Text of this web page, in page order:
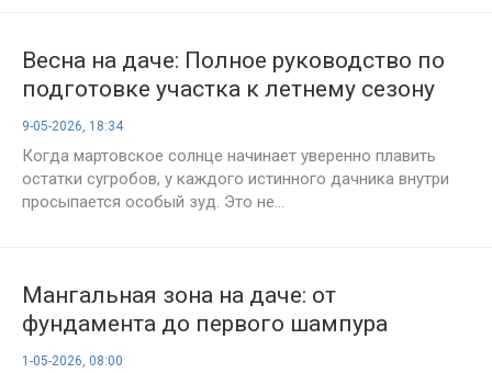
Весна на даче: Полное руководство по
подготовке участка к летнему сезону
9-05-2026, 18:34
Когда мартовское солнце начинает уверенно плавить
остатки сугробов, у каждого истинного дачника внутри
просыпается особый зуд. Это не...
Мангальная зона на даче: от
фундамента до первого шампура
1-05-2026, 08:00